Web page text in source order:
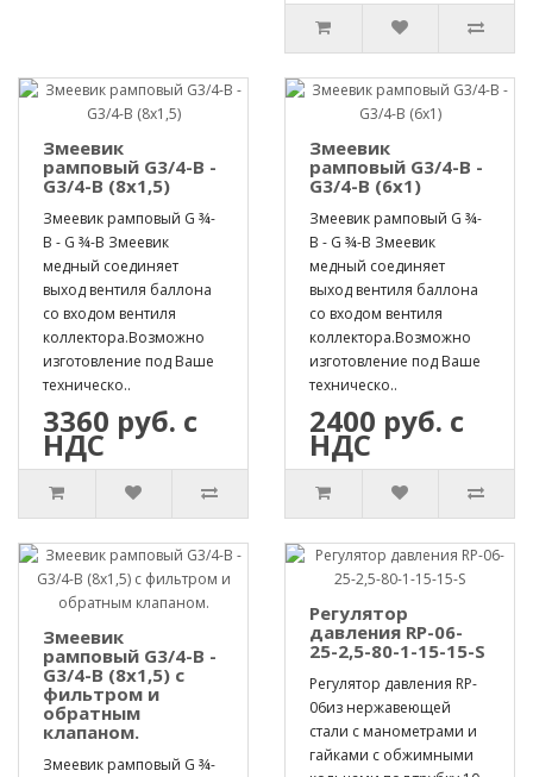
Змеевик
рамповый G3/4-B -
G3/4-B (8х1,5)
Змеевик рамповый G ¾-
B - G ¾-B Змеевик
медный соединяет
выход вентиля баллона
со входом вентиля
коллектора.Возможно
изготовление под Ваше
техническо..
3360 руб. с
НДС
Змеевик
рамповый G3/4-B -
G3/4-B (6х1)
Змеевик рамповый G ¾-
B - G ¾-B Змеевик
медный соединяет
выход вентиля баллона
со входом вентиля
коллектора.Возможно
изготовление под Ваше
техническо..
2400 руб. с
НДС
Змеевик
рамповый G3/4-B -
G3/4-B (8х1,5) с
фильтром и
обратным
клапаном.
Змеевик рамповый G ¾-
Регулятор
давления RP-06-
25-2,5-80-1-15-15-S
Регулятор давления RP-
06из нержавеющей
стали с манометрами и
гайками с обжимными